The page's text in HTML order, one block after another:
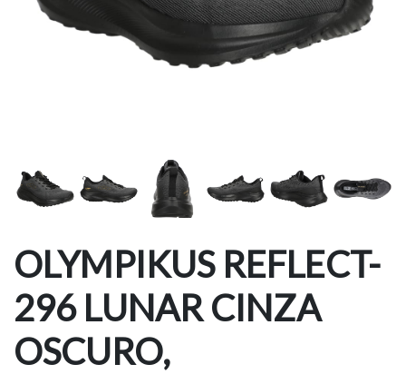
OLYMPIKUS REFLECT-
296 LUNAR CINZA
OSCURO,